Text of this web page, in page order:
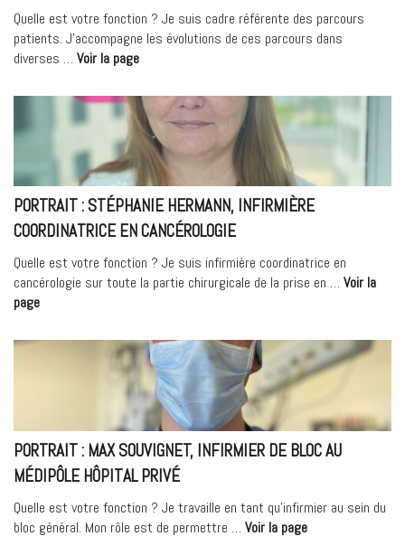
Quelle est votre fonction ? Je suis cadre référente des parcours
patients. J’accompagne les évolutions de ces parcours dans
diverses … Voir la page« Portrait
Sandrine
Cureau,
Cadre
Référente
Parcours
Patient »
PORTRAIT : STÉPHANIE HERMANN, INFIRMIÈRE
COORDINATRICE EN CANCÉROLOGIE
Quelle est votre fonction ? Je suis infirmière coordinatrice en
cancérologie sur toute la partie chirurgicale de la prise en … Voir la
page« Portrait
Stéphanie
Cancérologie »
PORTRAIT : MAX SOUVIGNET, INFIRMIER DE BLOC AU
MÉDIPÔLE HÔPITAL PRIVÉ
Quelle est votre fonction ? Je travaille en tant qu’infirmier au sein du
bloc général. Mon rôle est de permettre … Voir la page« Portrait